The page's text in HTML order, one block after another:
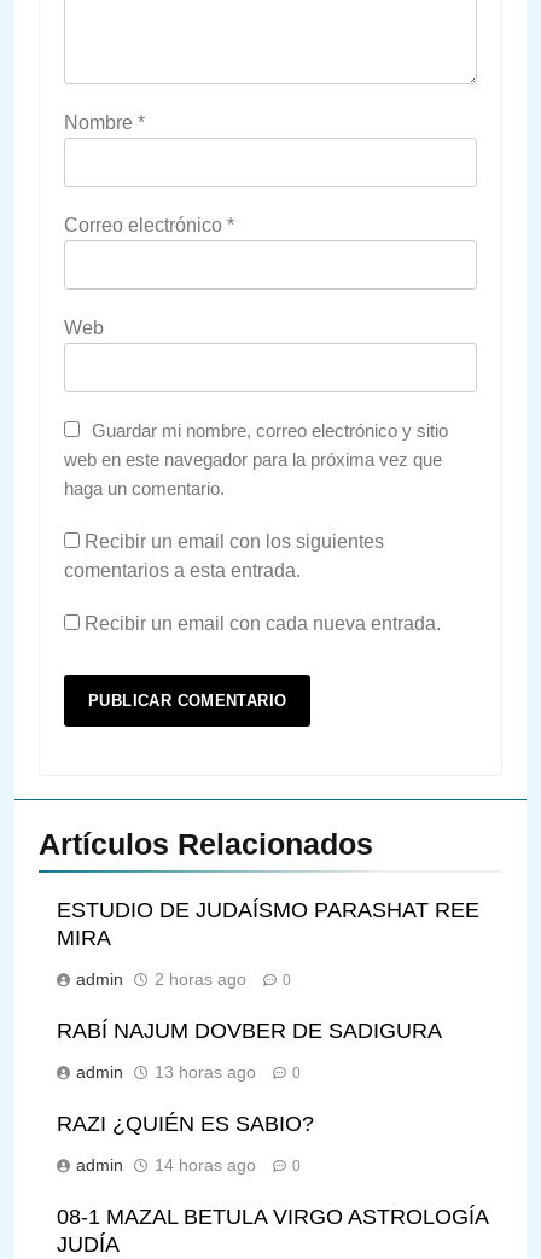
Nombre *
Correo electrónico *
Web
Guardar mi nombre, correo electrónico y sitio
web en este navegador para la próxima vez que
haga un comentario.
Recibir un email con los siguientes
comentarios a esta entrada.
Recibir un email con cada nueva entrada.
Artículos Relacionados
ESTUDIO DE JUDAÍSMO PARASHAT REE
MIRA
admin 2 horas ago 0
RABÍ NAJUM DOVBER DE SADIGURA
admin 13 horas ago 0
RAZI ¿QUIÉN ES SABIO?
admin 14 horas ago 0
08-1 MAZAL BETULA VIRGO ASTROLOGÍA
JUDÍA